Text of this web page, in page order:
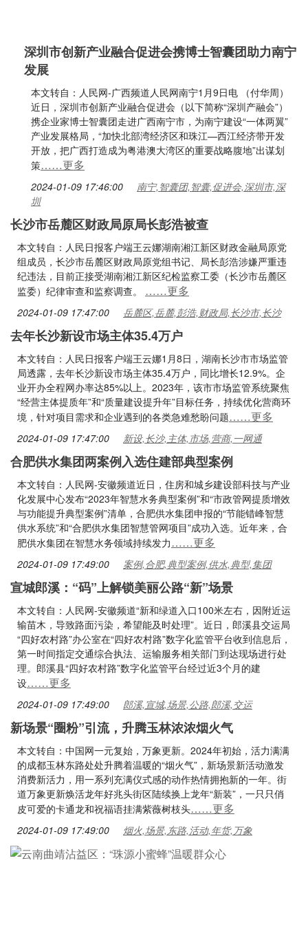
深圳市创新产业融合促进会携博士智囊团助力南宁
发展
本文转自：人民网-广西频道人民网南宁1月9日电 （付华周）
近日，深圳市创新产业融合促进会（以下简称“深圳产融会”）
携企业家博士智囊团走进广西南宁市，为南宁建设“一体两翼”
产业发展格局，“加快北部湾经济区和珠江—西江经济带开发
开放，把广西打造成为粤港澳大湾区的重要战略腹地”出谋划
策……更多
2024-01-09 17:46:00
南宁,智囊团,智囊,促进会,深圳市,深
圳
长沙市岳麓区财政局原局长彭浩被查
本文转自：人民日报客户端王云娜湖南湘江新区财政金融局原党
组成员，长沙市岳麓区财政局原党组书记、局长彭浩涉嫌严重违
纪违法，目前正接受湖南湘江新区纪检监察工委（长沙市岳麓区
监委）纪律审查和监察调查。 ……更多
2024-01-09 17:47:00 岳麓区,岳麓,彭浩,财政局,长沙市,长沙
去年长沙新设市场主体35.4万户
本文转自：人民日报客户端王云娜1月8日，湖南长沙市市场监管
局透露，去年长沙新设市场主体35.4万户，同比增长12.9%。企
业开办全程网办率达85%以上。2023年，该市市场监管系统聚焦
“经营主体提质年”和“质量建设提升年”目标任务，持续优化营商环
境，针对项目需求和企业遇到的各类急难愁盼问题……更多
2024-01-09 17:47:00 新设,长沙,主体,市场,营商,一网通
合肥供水集团两案例入选住建部典型案例
本文转自：人民网-安徽频道近日，住房和城乡建设部科技与产业
化发展中心发布“2023年智慧水务典型案例”和“市政管网提质增效
与功能提升典型案例”清单，合肥供水集团申报的“节能错峰智慧
供水系统”和“合肥供水集团智慧管网项目”成功入选。近年来，合
肥供水集团在智慧水务领域持续发力……更多
2024-01-09 17:49:00 案例,合肥,典型案例,供水,典型,集团
宣城郎溪：“码”上解锁美丽公路“新”场景
本文转自：人民网-安徽频道“新和绿道入口100米左右，因附近运
输苗木，导致路面污染，希望能及时处理”。近日，郎溪县交运局
“四好农村路”办公室在“四好农村路”数字化监管平台收到信息后，
第一时间指定交通综合执法、运输服务相关部门到达现场进行处
理。郎溪县“四好农村路”数字化监管平台经过近3个月的建
设……更多
2024-01-09 17:49:00 郎溪,宣城,场景,公路,郎溪,交运
新场景“圈粉”引流，升腾玉林浓浓烟火气
本文转自：中国网一元复始，万象更新。2024年初始，活力满满
的成都玉林东路处处升腾着温暖的“烟火气”，新场景新活动激发
消费新活力，用一系列充满仪式感的动作热情拥抱新的一年。街
道万象更新焕活龙年好兆头街区陆续换上龙年“新装”，一只只俏
皮可爱的卡通龙和祝福语挂满紫薇树枝头……更多
2024-01-09 17:49:00 烟火,场景,东路,活动,年货,万象